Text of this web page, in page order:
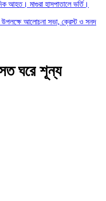
আহত। মাগুরা হাসপাতালে ভর্তি।
উপলক্ষে আলোচনা সভা, ক্রেস্ট ও সনদ
ঘরে শূন্য